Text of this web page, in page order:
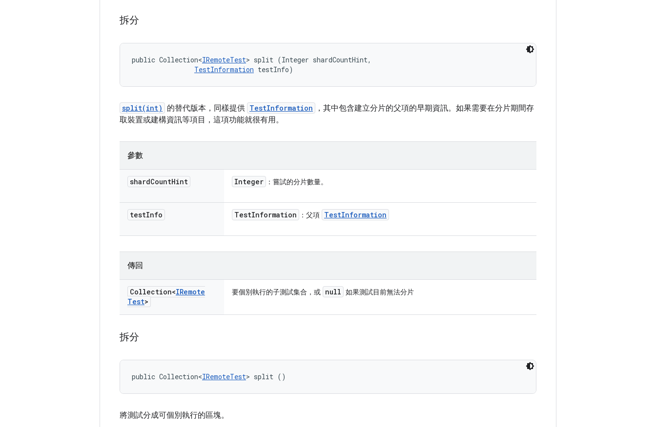
拆分
public Collection<IRemoteTest> split (Integer shardCountHint,
TestInformation testInfo)
split(int) 的替代版本，同樣提供 TestInformation
，其中包含建立分片的父項的早期資訊。如果需要在分片期間存
取裝置或建構資訊等項目，這項功能就很有用。
參數
shardCountHint Integer ：嘗試的分片數量。
testInfo TestInformation ：父項 TestInformation
傳回
Collection<IRemote
Test>
要個別執行的子測試集合，或 null 如果測試目前無法分片
拆分
public Collection<IRemoteTest> split ()
將測試分成可個別執行的區塊。